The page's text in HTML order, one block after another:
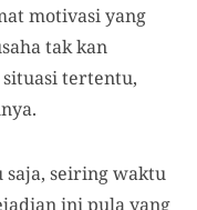
motivasi yang
tak kan
situasi tertentu,
seiring waktu
ini pula yang